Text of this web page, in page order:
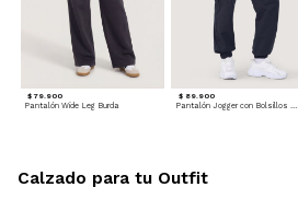
$ 79.900
Pantalón Wide Leg Burda
$ 89.900
Pantalón Jogger con Bolsillos Cargo
Calzado para tu Outfit